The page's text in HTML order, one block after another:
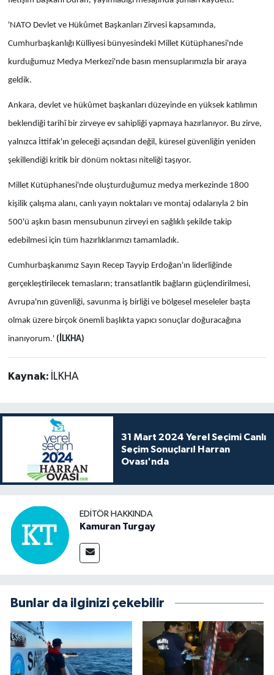
'NATO Devlet ve Hükûmet Başkanları Zirvesi kapsamında,
Cumhurbaşkanlığı Külliyesi bünyesindeki Millet Kütüphanesi'nde
kurduğumuz Medya Merkezi'nde basın mensuplarımızla bir araya
geldik.
Ankara, devlet ve hükûmet başkanları düzeyinde en yüksek katılımın
beklendiği tarihî bir zirveye ev sahipliği yapmaya hazırlanıyor. Bu zirve,
yalnızca İttifak'ın geleceği açısından değil, küresel güvenliğin yeniden
şekillendiği kritik bir dönüm noktası niteliği taşıyor.
Millet Kütüphanesi'nde oluşturduğumuz medya merkezinde 1800
kişilik çalışma alanı, canlı yayın noktaları ve montaj odalarıyla 2 bin
500'ü aşkın basın mensubunun zirveyi en sağlıklı şekilde takip
edebilmesi için tüm hazırlıklarımızı tamamladık.
Cumhurbaşkanımız Sayın Recep Tayyip Erdoğan'ın liderliğinde
gerçekleştirilecek temasların; transatlantik bağların güçlendirilmesi,
Avrupa'nın güvenliği, savunma iş birliği ve bölgesel meseleler başta
olmak üzere birçok önemli başlıkta yapıcı sonuçlar doğuracağına
inanıyorum.' (İLKHA)
Kaynak: İLKHA
31 Mart 2024 Yerel Seçimi Canlı
Seçim Sonuçları! Harran
Ovası'nda
EDITÖR HAKKINDA
Kamuran Turgay
Bunlar da ilginizi çekebilir